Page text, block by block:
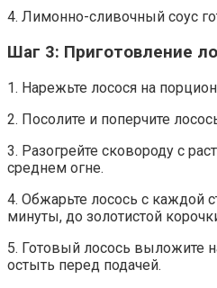
4. Лимонно-сливочный соус
Шаг 3: Приготовление
1. Нарежьте лосося на
2. Посолите и поперчите
3. Разогрейте сковороду с
среднем огне.
4. Обжарьте лосось с каждой
минуты, до золотистой
5. Готовый лосось выложите
остыть перед подачей.